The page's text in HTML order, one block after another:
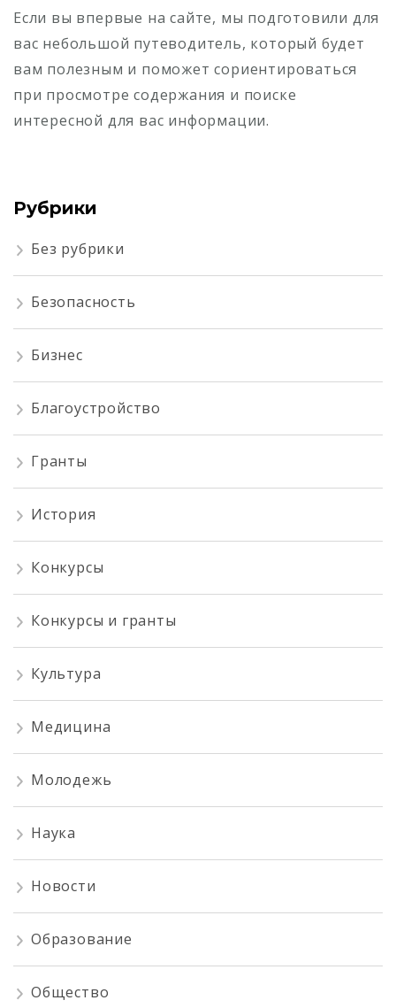
Если вы впервые на сайте, мы подготовили для
вас небольшой путеводитель, который будет
вам полезным и поможет сориентироваться
при просмотре содержания и поиске
интересной для вас информации.
Рубрики
Без рубрики
Безопасность
Бизнес
Благоустройство
Гранты
История
Конкурсы
Конкурсы и гранты
Культура
Медицина
Молодежь
Наука
Новости
Образование
Общество